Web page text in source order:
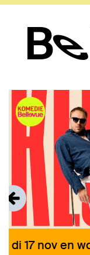
di 17 noven